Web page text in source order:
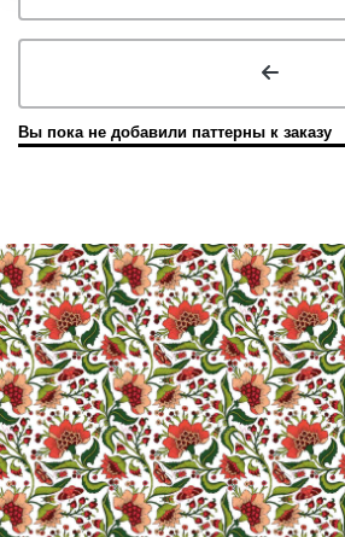
Вы пока не добавили паттерны к заказу